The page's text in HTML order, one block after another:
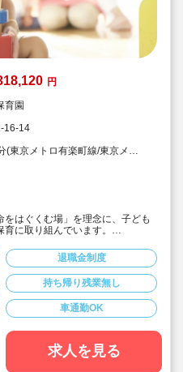
円
育園
16-14
(東京メトロ有楽町線/東京メト
はぐくむ場」を理念に、子ども
に取り組んでいます。
す）
ってもOK！安心のサポート♪
待遇面も福利厚生面も環境面も
ヶ月！
タル化も導入。残業少な目です
退職金制度
持ち帰り残業無し
車通勤OK
求人を見る